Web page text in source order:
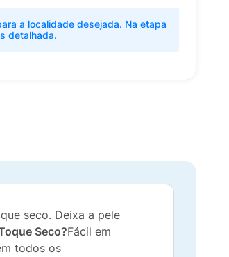
a localidade desejada. Na etapa
detalhada.
seco. Deixa a pele
Seco?Fácil em
todos os